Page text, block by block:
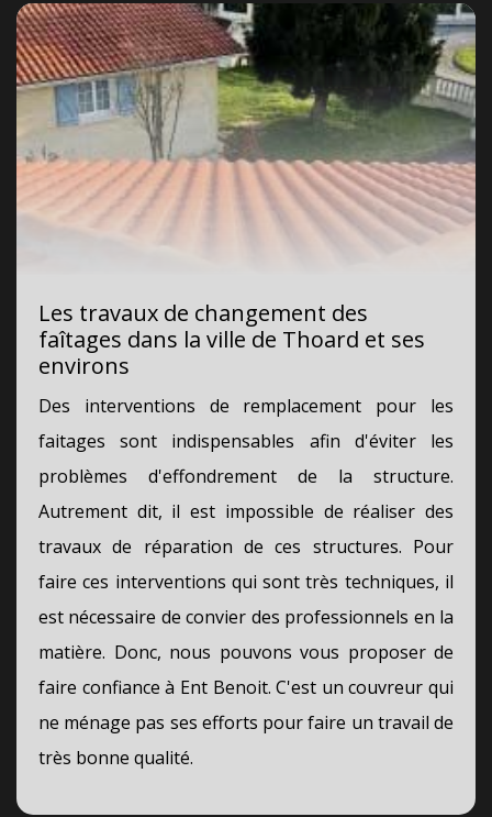
Les travaux de changement des
faîtages dans la ville de Thoard et ses
environs
Des interventions de remplacement pour les
faitages sont indispensables afin d'éviter les
problèmes d'effondrement de la structure.
Autrement dit, il est impossible de réaliser des
travaux de réparation de ces structures. Pour
faire ces interventions qui sont très techniques, il
est nécessaire de convier des professionnels en la
matière. Donc, nous pouvons vous proposer de
faire confiance à Ent Benoit. C'est un couvreur qui
ne ménage pas ses efforts pour faire un travail de
très bonne qualité.